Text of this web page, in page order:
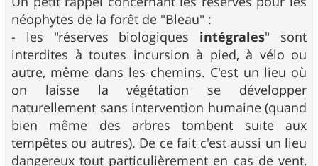
néophytes de la forêt de "Bleau" :
- les "réserves biologiques intégrales" sont
interdites à toutes incursion à pied, à vélo ou
autre, même dans les chemins. C'est un lieu où
on laisse la végétation se développer
naturellement sans intervention humaine (quand
bien même des arbres tombent suite aux
tempêtes ou autres). De ce fait c'est aussi un lieu
dangereux tout particulièrement en cas de vent,